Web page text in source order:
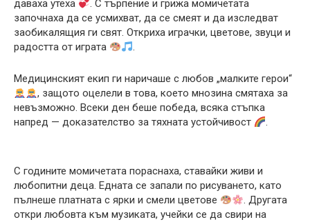
даваха утеха
. С търпение и грижа момичетата
започнаха да се усмихват, да се смеят и да изследват
заобикалящия ги свят. Откриха играчки, цветове, звуци и
радостта от играта
.
Медицинският екип ги наричаше с любов „малките герои“
, защото оцелели в това, което мнозина смятаха за
невъзможно. Всеки ден беше победа, всяка стъпка
напред — доказателство за тяхната устойчивост
.
С годините момичетата пораснаха, ставайки живи и
любопитни деца. Едната се запали по рисуването, като
пълнеше платната с ярки и смели цветове
. Другата
откри любовта към музиката, учейки се да свири на